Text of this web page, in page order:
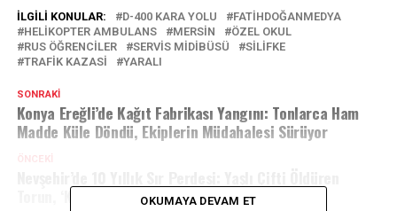
İLGILI KONULAR: D-400 KARA YOLU
FATIHDOĞANMEDYA
HELIKOPTER AMBULANS
MERSIN
ÖZEL OKUL
RUS ÖĞRENCILER
SERVIS MIDIBÜSÜ
SILIFKE
TRAFİK KAZASİ
YARALI
SONRAKI
Konya Ereğli’de Kağıt Fabrikası Yangını: Tonlarca Ham
Madde Küle Döndü, Ekiplerin Müdahalesi Sürüyor
ÖNCEKI
Torun, ‘Kabuslarım Beni Ele Verdi’ Dedi
OKUMAYA DEVAM ET